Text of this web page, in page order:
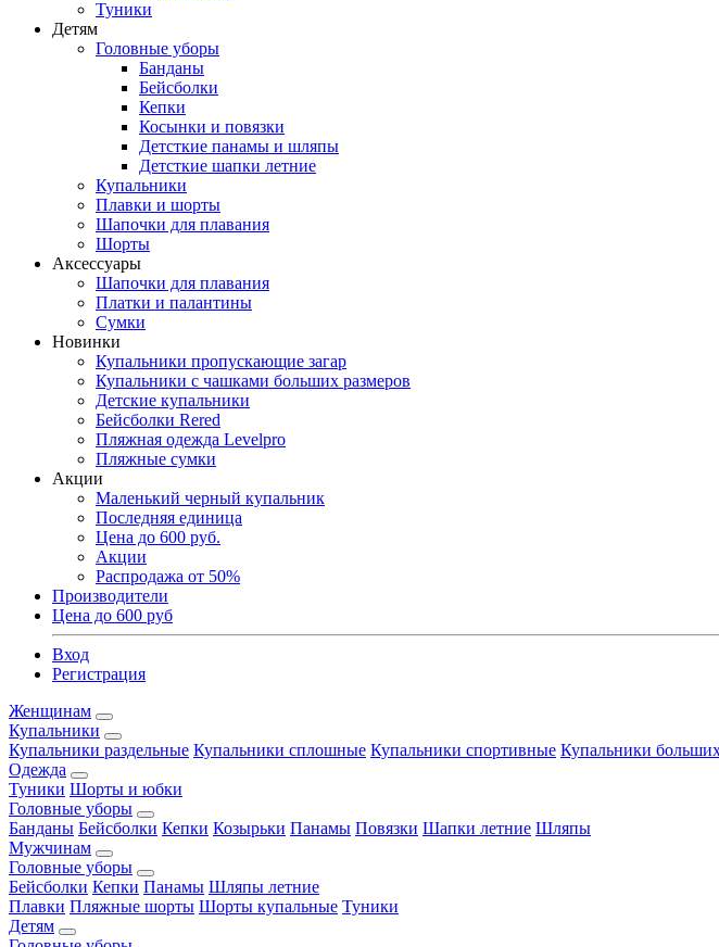
Туники
Детям
Головные уборы
Банданы
Бейсболки
Кепки
Косынки и повязки
Детсткие панамы и шляпы
Детсткие шапки летние
Купальники
Плавки и шорты
Шапочки для плавания
Шорты
Аксессуары
Шапочки для плавания
Платки и палантины
Сумки
Новинки
Купальники пропускающие загар
Купальники с чашками больших размеров
Детские купальники
Бейсболки Rered
Пляжная одежда Levelpro
Пляжные сумки
Акции
Маленький черный купальник
Последняя единица
Цена до 600 руб.
Акции
Распродажа от 50%
Производители
Цена до 600 руб
Вход
Регистрация
Женщинам
Купальники
Купальники раздельные Купальники сплошные Купальники спортивные Купальники
Одежда
Туники Шорты и юбки
Головные уборы
Банданы Бейсболки Кепки Козырьки Панамы Повязки Шапки летние Шляпы
Мужчинам
Головные уборы
Бейсболки Кепки Панамы Шляпы летние
Плавки Пляжные шорты Шорты купальные Туники
Детям